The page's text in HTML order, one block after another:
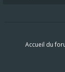
Accueil du